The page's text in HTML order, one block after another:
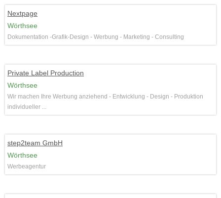
Nextpage
Wörthsee
Dokumentation -Grafik-Design - Werbung - Marketing - Consulting
Private Label Production
Wörthsee
Wir machen Ihre Werbung anziehend - Entwicklung - Design - Produktion
individueller ...
step2team GmbH
Wörthsee
Werbeagentur